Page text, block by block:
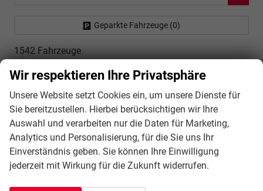
Geparkte Fahrzeuge (0)
1542 Fahrzeuge
Vergleich Auto-Finanzierungen
Wir respektieren Ihre Privatsphäre
Unsere Website setzt Cookies ein, um unsere Dienste für
Sie bereitzustellen. Hierbei berücksichtigen wir Ihre
Auswahl und verarbeiten nur die Daten für Marketing,
Analytics und Personalisierung, für die Sie uns Ihr
Einverständnis geben. Sie können Ihre Einwilligung
jederzeit mit Wirkung für die Zukunft widerrufen.